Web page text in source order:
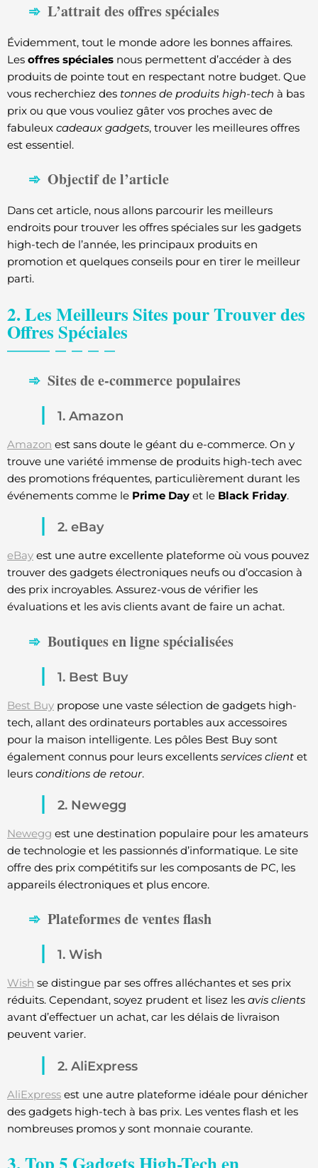
L’attrait des offres spéciales
Évidemment, tout le monde adore les bonnes affaires.
Les offres spéciales nous permettent d’accéder à des
produits de pointe tout en respectant notre budget. Que
vous recherchiez des tonnes de produits high-tech à bas
prix ou que vous vouliez gâter vos proches avec de
fabuleux cadeaux gadgets, trouver les meilleures offres
est essentiel.
Objectif de l’article
Dans cet article, nous allons parcourir les meilleurs
endroits pour trouver les offres spéciales sur les gadgets
high-tech de l’année, les principaux produits en
promotion et quelques conseils pour en tirer le meilleur
parti.
2. Les Meilleurs Sites pour Trouver des
Offres Spéciales
Sites de e-commerce populaires
1. Amazon
Amazon est sans doute le géant du e-commerce. On y
trouve une variété immense de produits high-tech avec
des promotions fréquentes, particulièrement durant les
événements comme le Prime Day et le Black Friday.
2. eBay
eBay est une autre excellente plateforme où vous pouvez
trouver des gadgets électroniques neufs ou d’occasion à
des prix incroyables. Assurez-vous de vérifier les
évaluations et les avis clients avant de faire un achat.
Boutiques en ligne spécialisées
1. Best Buy
Best Buy propose une vaste sélection de gadgets high-
tech, allant des ordinateurs portables aux accessoires
pour la maison intelligente. Les pôles Best Buy sont
également connus pour leurs excellents services client et
leurs conditions de retour.
2. Newegg
Newegg est une destination populaire pour les amateurs
de technologie et les passionnés d’informatique. Le site
offre des prix compétitifs sur les composants de PC, les
appareils électroniques et plus encore.
Plateformes de ventes flash
1. Wish
Wish se distingue par ses offres alléchantes et ses prix
réduits. Cependant, soyez prudent et lisez les avis clients
avant d’effectuer un achat, car les délais de livraison
peuvent varier.
2. AliExpress
AliExpress est une autre plateforme idéale pour dénicher
des gadgets high-tech à bas prix. Les ventes flash et les
nombreuses promos y sont monnaie courante.